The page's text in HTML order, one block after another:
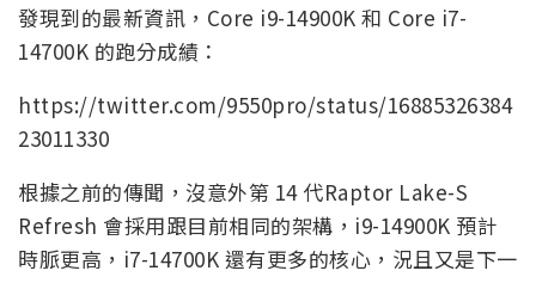
發現到的最新資訊，Core i9-14900K 和 Core i7-
14700K 的跑分成績：
https://twitter.com/9550pro/status/16885326384
23011330
根據之前的傳聞，沒意外第 14 代Raptor Lake-S
Refresh 會採用跟目前相同的架構，i9-14900K 預計
時脈更高，i7-14700K 還有更多的核心，況且又是下一